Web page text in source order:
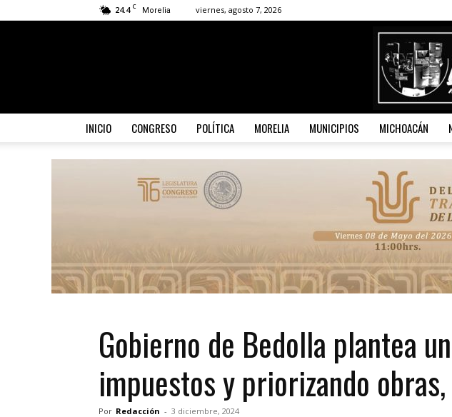
24.4 C Morelia viernes, agosto 7, 2026
INICIO CONGRESO POLÍTICA MORELIA MUNICIPIOS MICHOACÁN
Gobierno de Bedolla plantea
impuestos y priorizando
Por Redacción - 3 diciembre, 2024